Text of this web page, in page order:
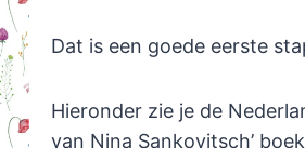
Dat is een goede eerste
Hieronder zie je de
van Nina Sankovitsch’ boek